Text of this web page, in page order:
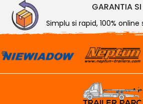
GARANTIA SI
Simplu si rapid, 100%